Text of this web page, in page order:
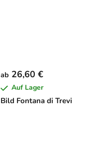
Bild Fontana di Trevi
ab 26,60 €
Auf Lager